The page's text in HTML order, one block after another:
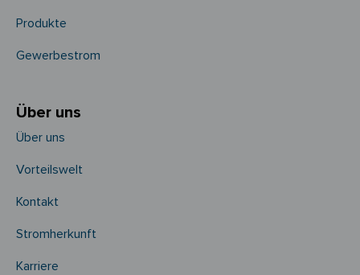
Produkte
Gewerbestrom
Über uns
Über uns
Vorteilswelt
Kontakt
Stromherkunft
Karriere